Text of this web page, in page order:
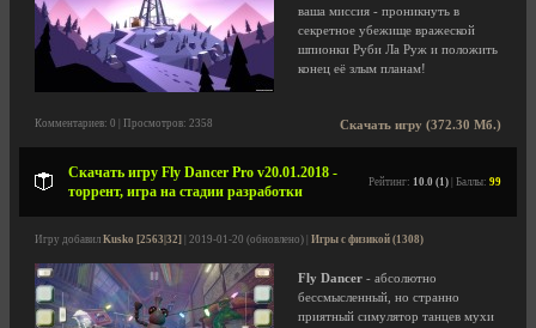
ваша миссия - проникнуть в
секретное убежище вражеской
шпионки Руби Ла Руж и положить
конец её злым планам!
Скачать игру (372.30 Мб.)
Комментариев: 0 | Просмотров: 2358
Скачать игру Fly Dancer Pro v20.01.2018 -
торрент, игра на стадии разработки
Рейтинг: 10.0 (1) | Баллы: 99
Игру добавил Kusko [2563|32] | 2019-01-20 (обновлено) | Игры с физикой (1308)
Fly Dancer - абсолютно
бессмысленный, но странно
приятный симулятор танцев мухи